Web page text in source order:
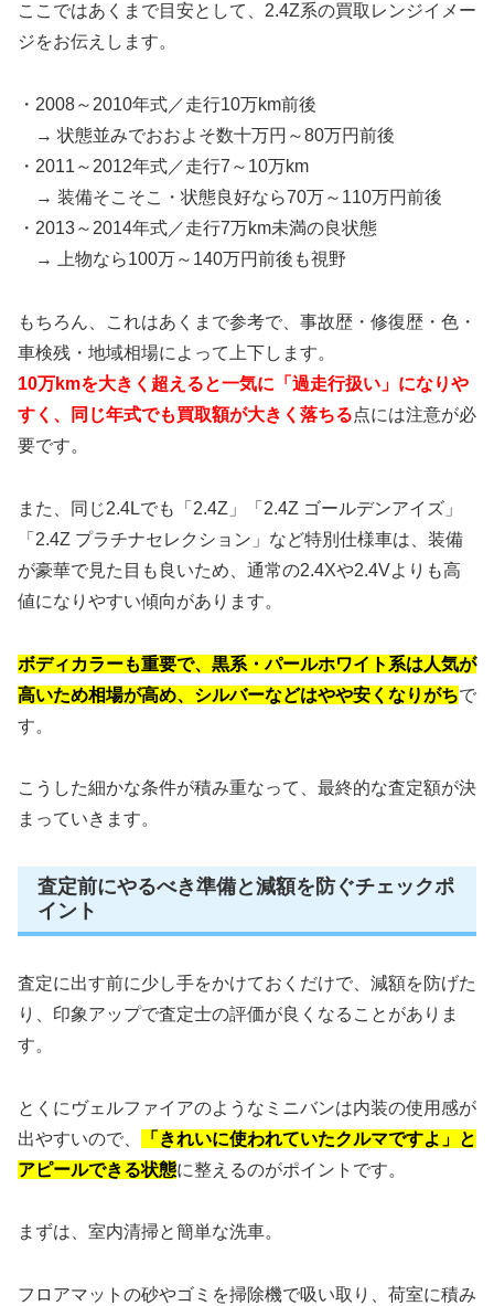
ここではあくまで目安として、2.4Z系の買取レンジイメー
ジをお伝えします。
・2008～2010年式／走行10万km前後
→ 状態並みでおおよそ数十万円～80万円前後
・2011～2012年式／走行7～10万km
→ 装備そこそこ・状態良好なら70万～110万円前後
・2013～2014年式／走行7万km未満の良状態
→ 上物なら100万～140万円前後も視野
もちろん、これはあくまで参考で、事故歴・修復歴・色・
車検残・地域相場によって上下します。
10万kmを大きく超えると一気に「過走行扱い」になりや
すく、同じ年式でも買取額が大きく落ちる点には注意が必
要です。
また、同じ2.4Lでも「2.4Z」「2.4Z ゴールデンアイズ」
「2.4Z プラチナセレクション」など特別仕様車は、装備
が豪華で見た目も良いため、通常の2.4Xや2.4Vよりも高
値になりやすい傾向があります。
ボディカラーも重要で、黒系・パールホワイト系は人気が
高いため相場が高め、シルバーなどはやや安くなりがちで
す。
こうした細かな条件が積み重なって、最終的な査定額が決
まっていきます。
査定前にやるべき準備と減額を防ぐチェックポ
イント
査定に出す前に少し手をかけておくだけで、減額を防げた
り、印象アップで査定士の評価が良くなることがありま
す。
とくにヴェルファイアのようなミニバンは内装の使用感が
出やすいので、
「きれいに使われていたクルマですよ」と
アピールできる状態に整えるのがポイントです。
まずは、室内清掃と簡単な洗車。
フロアマットの砂やゴミを掃除機で吸い取り、荷室に積み